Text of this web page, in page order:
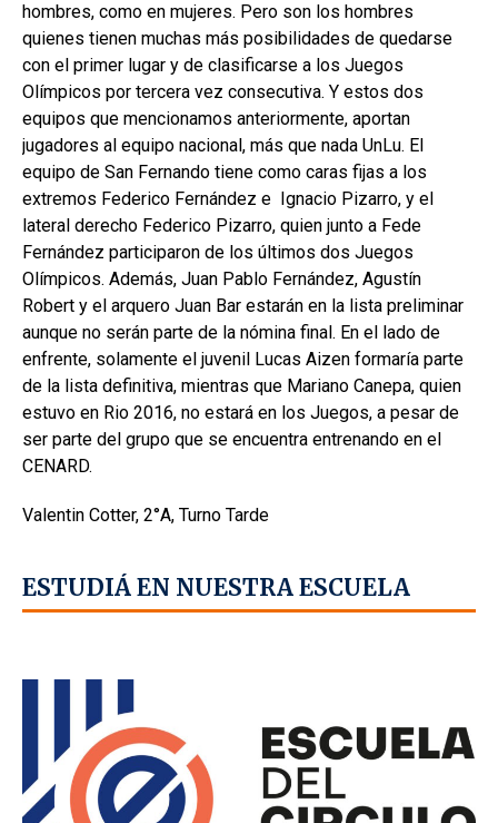
hombres, como en mujeres. Pero son los hombres
quienes tienen muchas más posibilidades de quedarse
con el primer lugar y de clasificarse a los Juegos
Olímpicos por tercera vez consecutiva. Y estos dos
equipos que mencionamos anteriormente, aportan
jugadores al equipo nacional, más que nada UnLu. El
equipo de San Fernando tiene como caras fijas a los
extremos Federico Fernández e Ignacio Pizarro, y el
lateral derecho Federico Pizarro, quien junto a Fede
Fernández participaron de los últimos dos Juegos
Olímpicos. Además, Juan Pablo Fernández, Agustín
Robert y el arquero Juan Bar estarán en la lista preliminar
aunque no serán parte de la nómina final. En el lado de
enfrente, solamente el juvenil Lucas Aizen formaría parte
de la lista definitiva, mientras que Mariano Canepa, quien
estuvo en Rio 2016, no estará en los Juegos, a pesar de
ser parte del grupo que se encuentra entrenando en el
CENARD.
Valentin Cotter, 2°A, Turno Tarde
ESTUDIÁ EN NUESTRA ESCUELA